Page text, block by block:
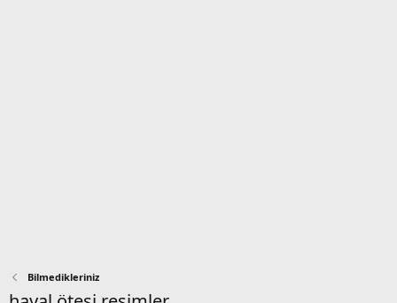
Bilmedikleriniz